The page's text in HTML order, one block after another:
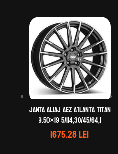
Janta aliaj AEZ Atlanta titan
9.50×19 5/114,30/45/64,1
1675.28lei